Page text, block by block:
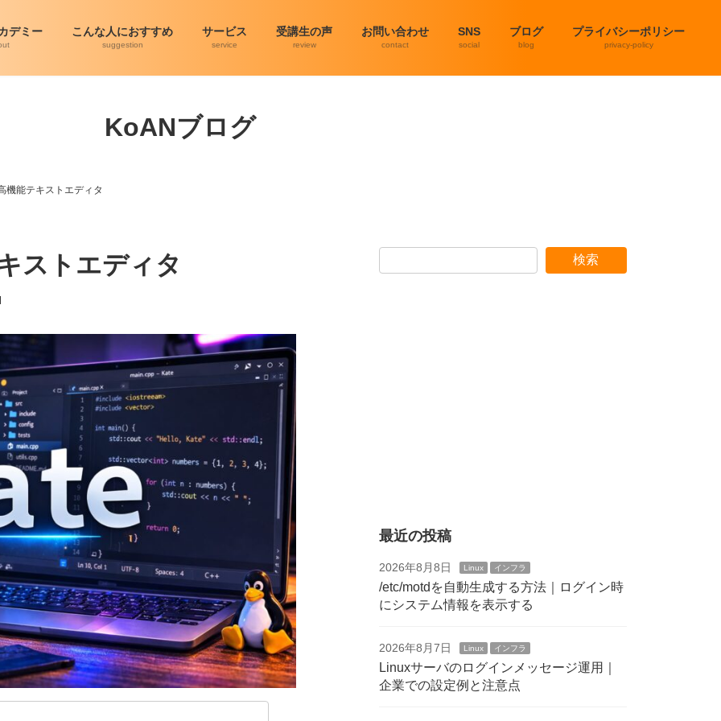
デミー こんな人におすすめ
suggestion
サービス
service
受講生の声
review
お問い合わせ
contact
SNS
social
ブログ
blog
プライバシーポリシー
privacy-policy
KoANブログ
機能テキストエディタ
ストエディタ 検索
最近の投稿
2026年8月8日 Linux インフラ
/etc/motdを自動生成する方法｜ログイン時
にシステム情報を表示する
2026年8月7日 Linux インフラ
Linuxサーバのログインメッセージ運用｜
企業での設定例と注意点